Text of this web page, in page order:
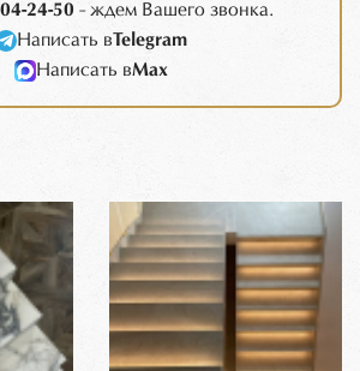
24-50 - ждем Вашего звонка.
Написать вTelegram
Написать вMax